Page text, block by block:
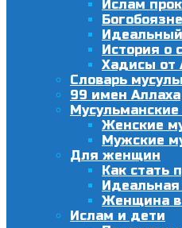
Ислам
История о
Хадисы от
Словарь
99 имен Аллаха
Женские
Мужские
Для женщин
Как стать
Женщина в
Ислам и дети